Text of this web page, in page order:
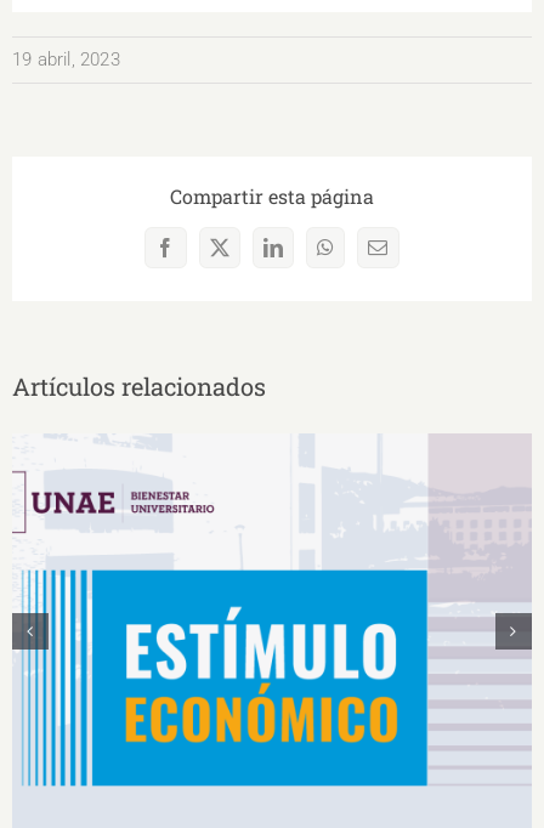
19 abril, 2023
Compartir esta página
Facebook
X LinkedInWhatsAppCorreo
Artículos relacionados
Estímulos Económicos para Deportistas de Alto
Rendimiento IS2026